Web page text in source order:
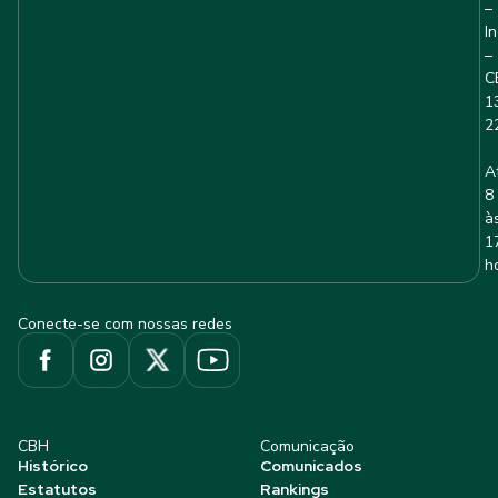
–
–
8
Conecte-se com nossas redes
CBH
Histórico
Estatutos
Comunicação
Comunicados
Rankings